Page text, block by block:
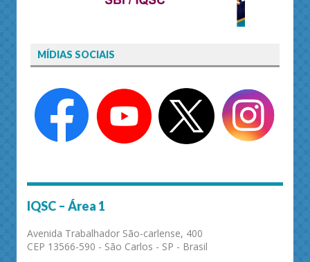
MÍDIAS SOCIAIS
IQSC – Área 1
Avenida Trabalhador São-carlense, 400
CEP 13566-590 - São Carlos - SP - Brasil